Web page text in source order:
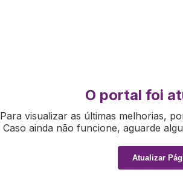
O portal foi
Para visualizar as últimas melhorias,
Caso ainda não funcione, aguarde
Atualizar